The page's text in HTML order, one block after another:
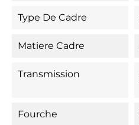
Type De Cadre
Matiere Cadre
Transmission
Fourche